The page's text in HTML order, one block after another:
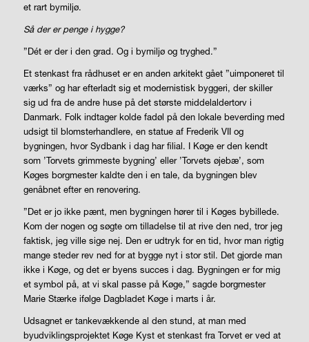
et rart bymiljø.
Så der er penge i hygge?
”Dét er der i den grad. Og i bymiljø og tryghed.”
Et stenkast fra rådhuset er en anden arkitekt gået ”uimponeret til
værks” og har efterladt sig et modernistisk byggeri, der skiller
sig ud fra de andre huse på det største middelaldertorv i
Danmark. Folk indtager kolde fadøl på den lokale beverding med
udsigt til blomsterhandlere, en statue af Frederik VII og
bygningen, hvor Sydbank i dag har filial. I Køge er den kendt
som ’Torvets grimmeste bygning’ eller ’Torvets øjebæ’, som
Køges borgmester kaldte den i en tale, da bygningen blev
genåbnet efter en renovering.
”Det er jo ikke pænt, men bygningen hører til i Køges bybillede.
Kom der nogen og søgte om tilladelse til at rive den ned, tror jeg
faktisk, jeg ville sige nej. Den er udtryk for en tid, hvor man rigtig
mange steder rev ned for at bygge nyt i stor stil. Det gjorde man
ikke i Køge, og det er byens succes i dag. Bygningen er for mig
et symbol på, at vi skal passe på Køge,” sagde borgmester
Marie Stærke ifølge Dagbladet Køge i marts i år.
Udsagnet er tankevækkende al den stund, at man med
byudviklingsprojektet Køge Kyst et stenkast fra Torvet er ved at